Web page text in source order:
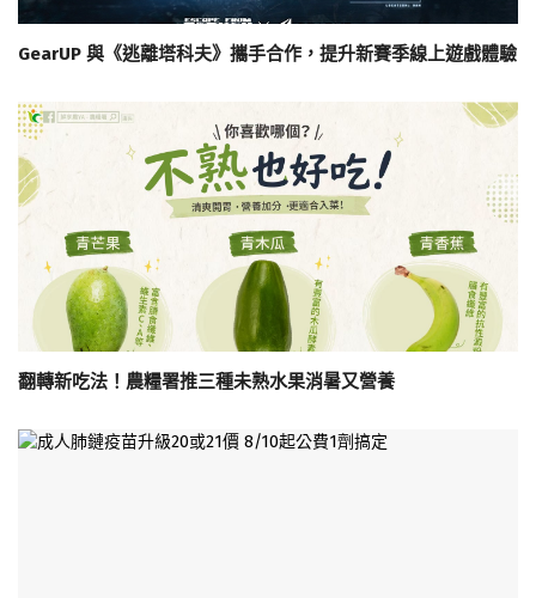
GearUP 與《逃離塔科夫》攜手合作，提升新賽季線上遊戲體驗
翻轉新吃法！農糧署推三種未熟水果消暑又營養